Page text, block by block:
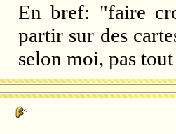
En bref: "faire
partir sur des
selon moi, pas